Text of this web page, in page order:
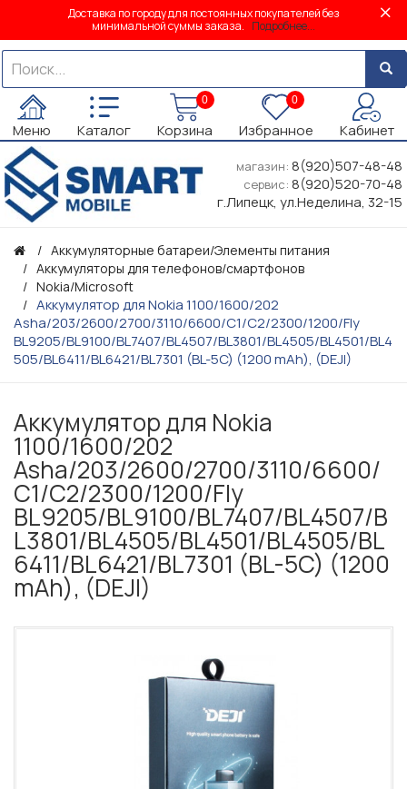
Доставка по городу для постоянных покупателей без
минимальной суммы заказа. Подробнее...
Меню Каталог
0
Корзина
0
Избранное Кабинет
магазин: 8(920)507-48-48
сервис: 8(920)520-70-48
г.Липецк, ул.Неделина, 32-15
Аккумуляторные батареи/Элементы питания
Аккумуляторы для телефонов/смартфонов
Nokia/Microsoft
Аккумулятор для Nokia 1100/1600/202
Asha/203/2600/2700/3110/6600/C1/C2/2300/1200/Fly
BL9205/BL9100/BL7407/BL4507/BL3801/BL4505/BL4501/BL4
505/BL6411/BL6421/BL7301 (BL-5C) (1200 mAh), (DEJI)
Аккумулятор для Nokia
1100/1600/202
Asha/203/2600/2700/3110/6600/
C1/C2/2300/1200/Fly
BL9205/BL9100/BL7407/BL4507/B
L3801/BL4505/BL4501/BL4505/BL
6411/BL6421/BL7301 (BL-5C) (1200
mAh), (DEJI)